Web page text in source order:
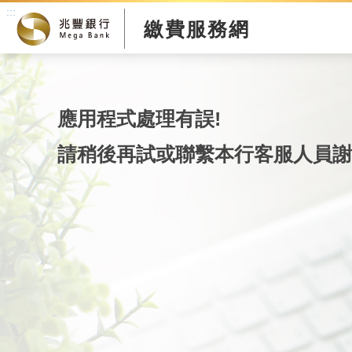
:::
繳費服務網
應用程式處理有誤!
請稍後再試或聯繫本行客服人員